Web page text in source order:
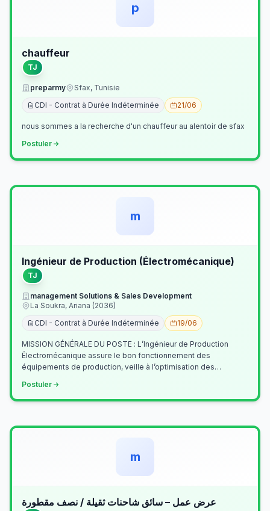
p
chauffeur
TJ
preparmy
Sfax, Tunisie
CDI - Contrat à Durée Indéterminée
21/06
nous sommes a la recherche d'un chauffeur au alentoir de sfax
Postuler
m
Ingénieur de Production (Électromécanique)
TJ
management Solutions & Sales Development
La Soukra, Ariana (2036)
CDI - Contrat à Durée Indéterminée
19/06
MISSION GÉNÉRALE DU POSTE : L’Ingénieur de Production
Électromécanique assure le bon fonctionnement des
équipements de production, veille à l’optimisation des
Postuler
m
عرض عمل – سائق شاحنات ثقيلة / نصف مقطورة